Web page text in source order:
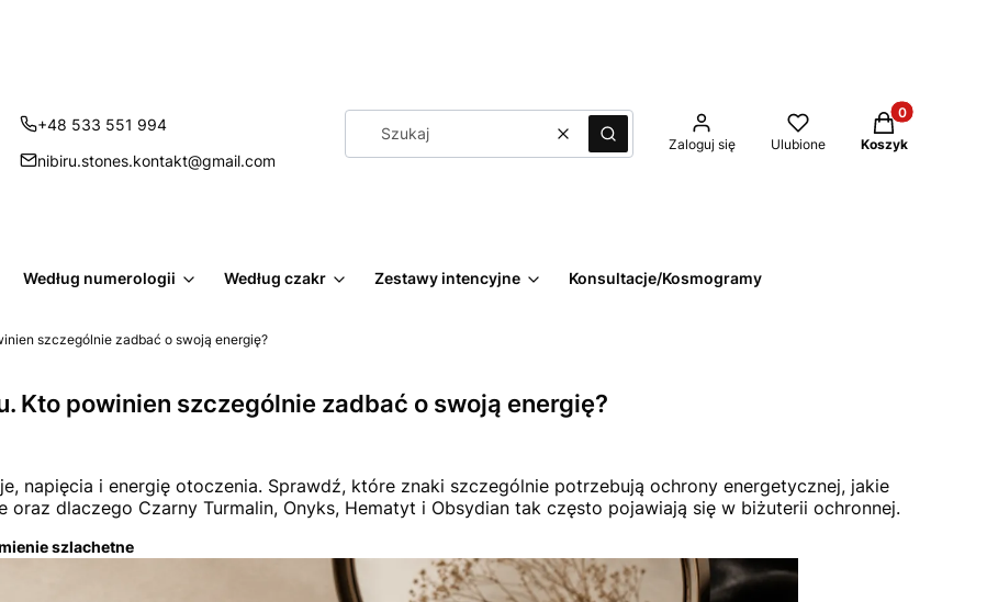
+48 533 551 994
nibiru.stones.kontakt@gmail.com
WyczyśćSzukaj Zaloguj się Ulubione
Produkty w
Koszyk
Według numerologii Według czakr Zestawy intencyjne Konsultacje/Kosmogramy
szczególnie zadbać o swoją energię?
Kto powinien szczególnie zadbać o swoją energię?
napięcia i energię otoczenia. Sprawdź, które znaki szczególnie potrzebują ochrony energetycznej, jakie
oraz dlaczego Czarny Turmalin, Onyks, Hematyt i Obsydian tak często pojawiają się w biżuterii ochronnej.
szlachetne